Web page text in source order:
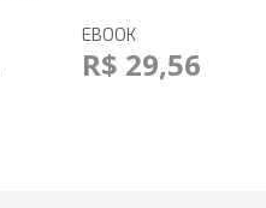
EBOOK
R$ 29,56